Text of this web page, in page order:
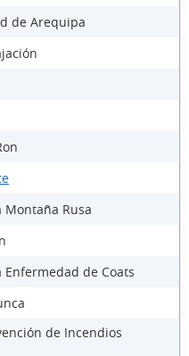
de Arequipa
Rusa
de Coats
de Incendios